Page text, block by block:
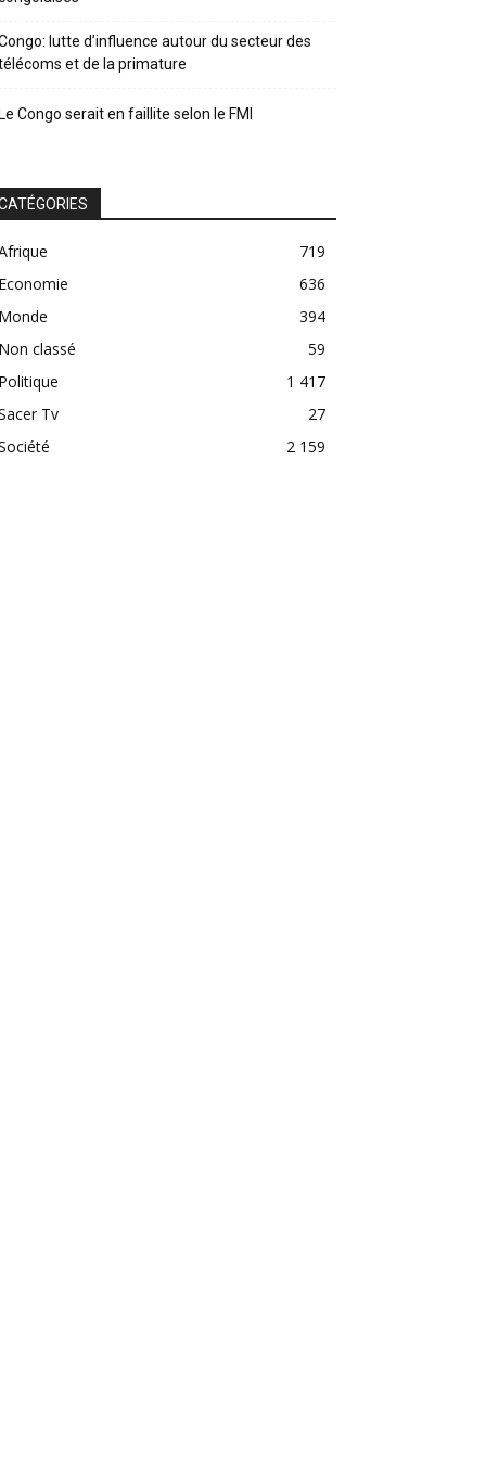
lutte d’influence autour du secteur des
et de la primature
Congo serait en faillite selon le FMI
719
636
394
classé
59
1 417
Tv
27
2 159